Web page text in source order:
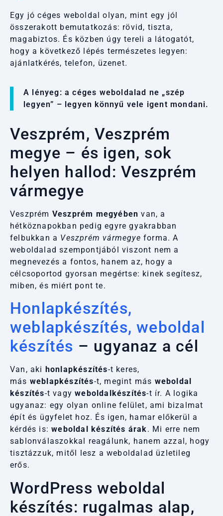
Egy jó céges weboldal olyan, mint egy jól
összerakott bemutatkozás: rövid, tiszta,
magabiztos. És közben úgy tereli a látogatót,
hogy a következő lépés természetes legyen:
ajánlatkérés, telefon, üzenet.
A lényeg: a céges weboldalad ne „szép
legyen” – legyen könnyű vele igent mondani.
Veszprém, Veszprém
megye – és igen, sok
helyen hallod: Veszprém
vármegye
Veszprém Veszprém megyében van, a
hétköznapokban pedig egyre gyakrabban
felbukkan a Veszprém vármegye forma. A
weboldalad szempontjából viszont nem a
megnevezés a fontos, hanem az, hogy a
célcsoportod gyorsan megértse: kinek segítesz,
miben, és miért pont te.
Honlapkészítés,
weblapkészítés, weboldal
készítés – ugyanaz a cél
Van, aki honlapkészítés-t keres,
más weblapkészítés-t, megint más weboldal
készítés-t vagyweboldalkészítés-t ír. A logika
ugyanaz: egy olyan online felület, ami bizalmat
épít és ügyfelet hoz. És igen, hamar előkerül a
kérdés is:weboldal készítés árak. Mi erre nem
sablonválaszokkal reagálunk, hanem azzal, hogy
tisztázzuk, mitől lesz a weboldalad üzletileg
erős.
WordPress weboldal
készítés: rugalmas alap,